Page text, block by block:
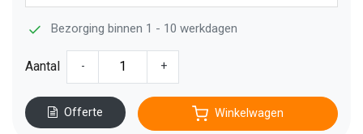
Bezorging binnen 1 - 10 werkdagen
Aantal - +
Offerte Winkelwagen